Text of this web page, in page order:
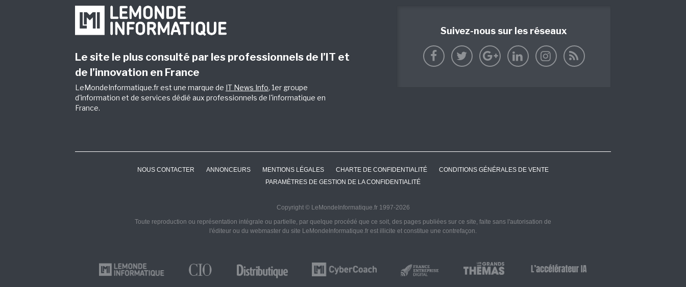
Le site le plus consulté par les professionnels de l’IT et
de l’innovation en France
LeMondeInformatique.fr est une marque de IT News Info, 1er groupe
d'information et de services dédié aux professionnels de l'informatique en
France.
Suivez-nous sur les réseaux
NOUS CONTACTER ANNONCEURS MENTIONS LÉGALES CHARTE DE CONFIDENTIALITÉ
CONDITIONS GÉNÉRALES DE VENTE
PARAMÈTRES DE GESTION DE LA CONFIDENTIALITÉ
Copyright © LeMondeInformatique.fr 1997-2026
Toute reproduction ou représentation intégrale ou partielle, par quelque procédé que ce soit, des pages publiées sur ce site, faite sans l'autorisation de
l'éditeur ou du webmaster du site LeMondeInformatique.fr est illicite et constitue une contrefaçon.